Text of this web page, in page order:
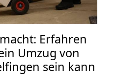
Erfahren
Umzug von
sein kann